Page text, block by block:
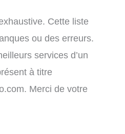
Cette liste
ou des erreurs.
services d’un
à titre
Merci de votre